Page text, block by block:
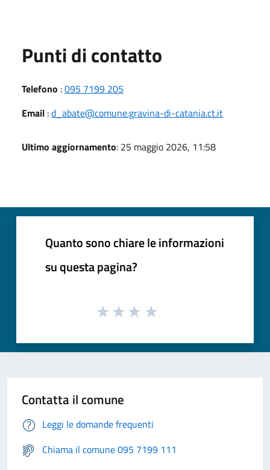
Punti di contatto
Telefono :095 7199 205
Email :d_abate@comune.gravina-di-catania.ct.it
Ultimo aggiornamento: 25 maggio 2026, 11:58
Quanto sono chiare le informazioni
su questa pagina?
Contatta il comune
Leggi le domande frequenti
Chiama il comune 095 7199 111